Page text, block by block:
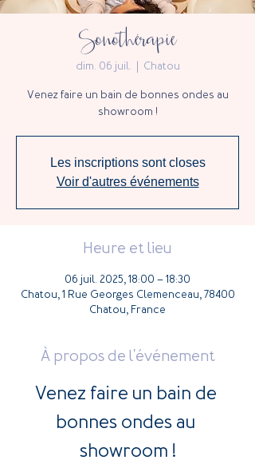
Sonothérapie
dim. 06 juil.
  |
Chatou
Venez faire un bain de bonnes ondes au
showroom !
Les inscriptions sont closes
Voir d'autres événements
Heure et lieu
06 juil. 2025, 18:00 – 18:30
Chatou, 1 Rue Georges Clemenceau, 78400
Chatou, France
À propos de l'événement
Venez faire un bain de
bonnes ondes au
showroom !